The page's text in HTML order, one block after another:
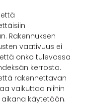
Rakennuksen
vaativuus ei
onko tulevassa
kerrosta.
rakennettavan
vaikuttaa niihin
käytetään.